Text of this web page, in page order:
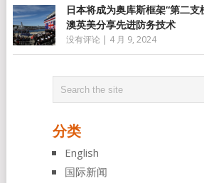
日本将成为奥库斯框架“第二
澳英美分享先进防务技术
没有评论 | 4 月 9, 2024
分类
English
国际新闻